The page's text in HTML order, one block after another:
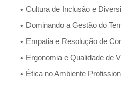
Cultura de Inclusão e
Dominando a Gestão do
Empatia e Resolução de
Ergonomia e Qualidade de
Ética no Ambiente